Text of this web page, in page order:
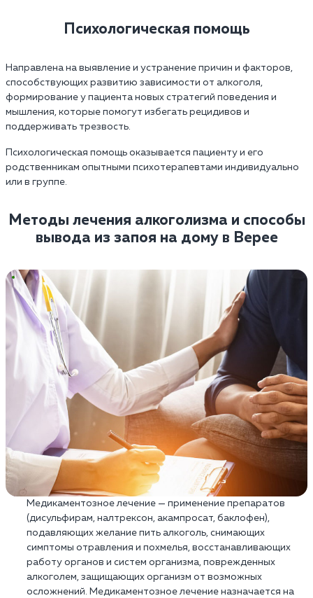
Психологическая помощь
Направлена на выявление и устранение причин и факторов,
способствующих развитию зависимости от алкоголя,
формирование у пациента новых стратегий поведения и
мышления, которые помогут избегать рецидивов и
поддерживать трезвость.
Психологическая помощь оказывается пациенту и его
родственникам опытными психотерапевтами индивидуально
или в группе.
Методы лечения алкоголизма и способы
вывода из запоя на дому в Верее
Медикаментозное лечение — применение препаратов
(дисульфирам, налтрексон, акампросат, баклофен),
подавляющих желание пить алкоголь, снимающих
симптомы отравления и похмелья, восстанавливающих
работу органов и систем организма, поврежденных
алкоголем, защищающих организм от возможных
осложнений. Медикаментозное лечение назначается на